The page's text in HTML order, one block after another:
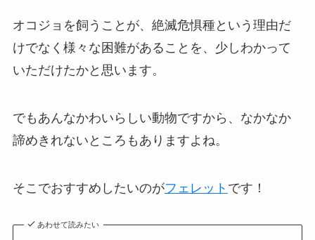
オコジョを飼うことが、絶滅危惧種という理由だ
けでなく様々な困難があることを、少しわかって
いただけたかと思います。
でもあんなかわいらしい動物ですから、なかなか
諦めきれないところもありますよね。
そこでおすすめしたいのがフェレット です！
あわせて読みたい